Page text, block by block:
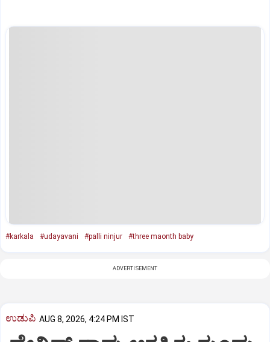
#karkala #udayavani #palli ninjur #three maonth baby
ADVERTISEMENT
ಉಡುಪಿ AUG 8, 2026, 4:24 PM IST